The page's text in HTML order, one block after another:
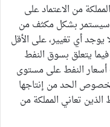
من الاعتماد على
سيستمر بشكل مكثف من
أي تغيير، على الأقل
يتعلق بسوق النفط
أسعار النفط على مستوى
الحد من إنتاجها
تعاني المملكة من